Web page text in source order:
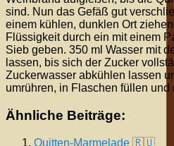
sind. Nun das Gefäß gut
einem kühlen, dunklen Ort
Flüssigkeit durch ein mit einem
Sieb geben. 350 ml Wasser mit
lassen, bis sich der Zucker
Zuckerwasser abkühlen lassen
umrühren, in Flaschen füllen
Ähnliche Beiträge:
Quitten-Marmelade 🇷🇺